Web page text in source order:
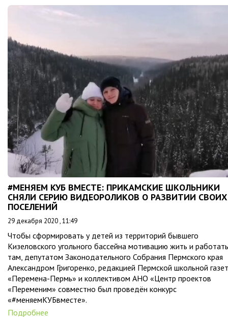
#МЕНЯЕМ КУБ ВМЕСТЕ: ПРИКАМСКИЕ ШКОЛЬНИКИ
СНЯЛИ СЕРИЮ ВИДЕОРОЛИКОВ О РАЗВИТИИ СВОИХ
ПОСЕЛЕНИЙ
29 декабря 2020 , 11:49
Чтобы сформировать у детей из территорий бывшего
Кизеловского угольного бассейна мотивацию жить и работать
там, депутатом Законодательного Собрания Пермского края
Александром Григоренко, редакцией Пермской школьной
«Перемена-Пермь» и коллективом АНО «Центр проектов
«Переменим» совместно был проведён конкурс
«#меняемКУБвместе».
Подробнее